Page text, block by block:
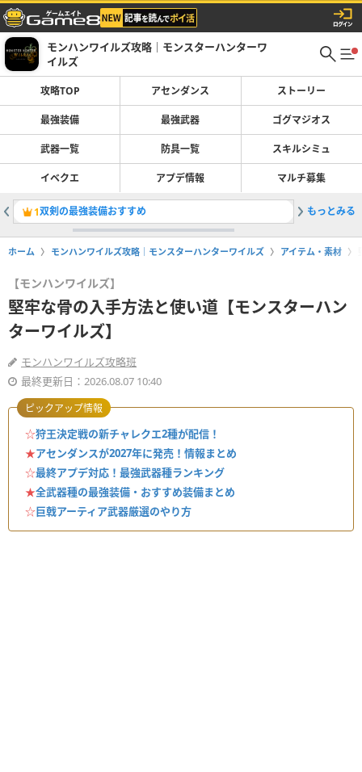
モンハンワイルズ攻略｜モンスターハンターワ
イルズ
攻略TOP アセンダンス ストーリー
最強装備 最強武器 ゴグマジオス
武器一覧 防具一覧 スキルシミュ
イベクエ アプデ情報 マルチ募集
1双剣の最強装備おすすめ 2太刀の
もっとみる
ホーム モンハンワイルズ攻略｜モンスターハンターワイルズ アイテム・素材
【モンハンワイルズ】
堅牢な骨の入手方法と使い道【モンスターハン
ターワイルズ】
モンハンワイルズ攻略班
最終更新日：2026.08.07 10:40
☆狩王決定戦の新チャレクエ2種が配信！
★アセンダンスが2027年に発売！情報まとめ
☆最終アプデ対応！最強武器種ランキング
★全武器種の最強装備・おすすめ装備まとめ
☆巨戟アーティア武器厳選のやり方
ピックアップ情報